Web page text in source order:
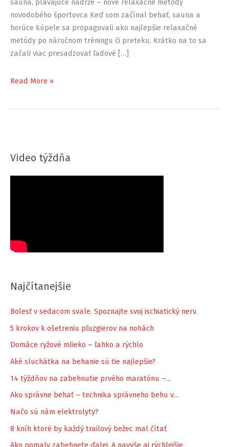
sauna, plávajúce nádrže – nové relaxačné metódy
novodobého športovca Keď som začínal behať, sauna a
horúce kúpele sa propagovali ako najlepšie relaxačné
metódy po náročnom tréningu či preteku. Krátko na to sa
začali viac presadzovať ľadové […]
Piatkový
Read More »
Video týždňa
Najčítanejšie
Bolesť v sedacom svale. Spoznajte svoj ischiatický nerv.
5 krokov k ošetreniu pľuzgierov na nohách
Domáce ryžové mlieko – ľahko a rýchlo
Aké sluchátka na behanie sú tie najlepšie?
14 týždňov na zabehnutie prvého maratónu –…
Ako správne behať – technika správneho behu v…
Načo sú nám elektrolyty?
8 kníh ktoré by každý trailový bežec mal čítať
Ako pomaly zabehnete ďalej. A navyše aj rýchlejšie.